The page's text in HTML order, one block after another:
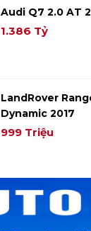
Audi Q7 2.0 AT
1.386 Tỷ
LandRover
Dynamic 2017
999 Triệu